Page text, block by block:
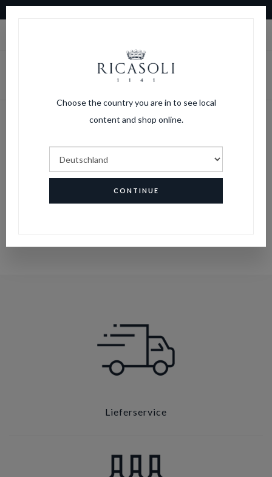
Passwort vergessen?
HOME
Lieferservice
Choose the country you are in to see local
content and shop online.
CONTINUE